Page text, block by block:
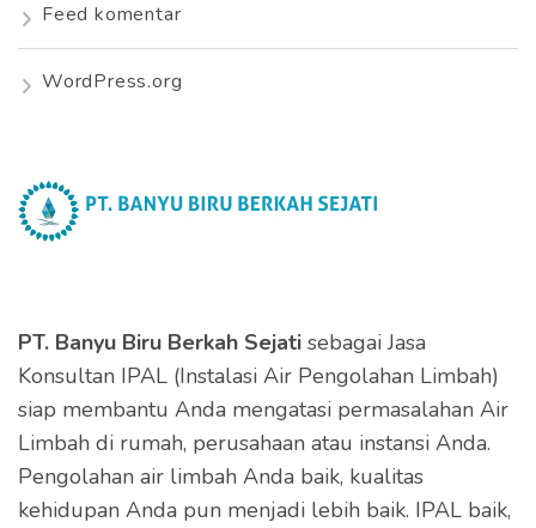
Feed komentar
WordPress.org
PT. Banyu Biru Berkah Sejati sebagai Jasa
Konsultan IPAL (Instalasi Air Pengolahan Limbah)
siap membantu Anda mengatasi permasalahan Air
Limbah di rumah, perusahaan atau instansi Anda.
Pengolahan air limbah Anda baik, kualitas
kehidupan Anda pun menjadi lebih baik. IPAL baik,